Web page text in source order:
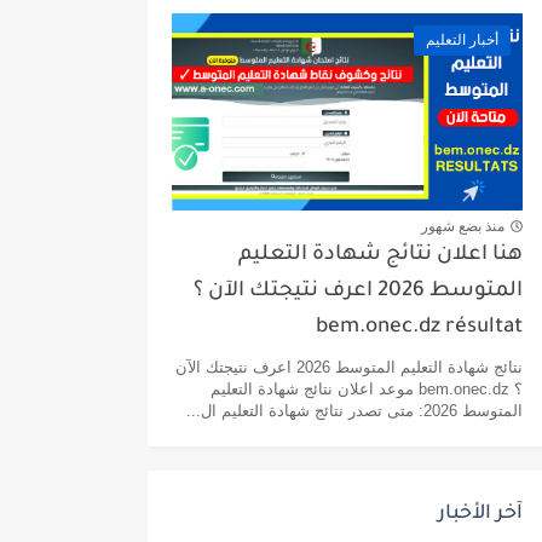
أخبار التعليم
منذ بضع شهور
هنا اعلان نتائج شهادة التعليم
المتوسط 2026 اعرف نتيجتك الآن ؟
bem.onec.dz résultat
نتائج شهادة التعليم المتوسط 2026 اعرف نتيجتك الآن
؟ bem.onec.dz موعد اعلان نتائج شهادة التعليم
المتوسط 2026: متى تصدر نتائج شهادة التعليم ال...
آخر الأخبار